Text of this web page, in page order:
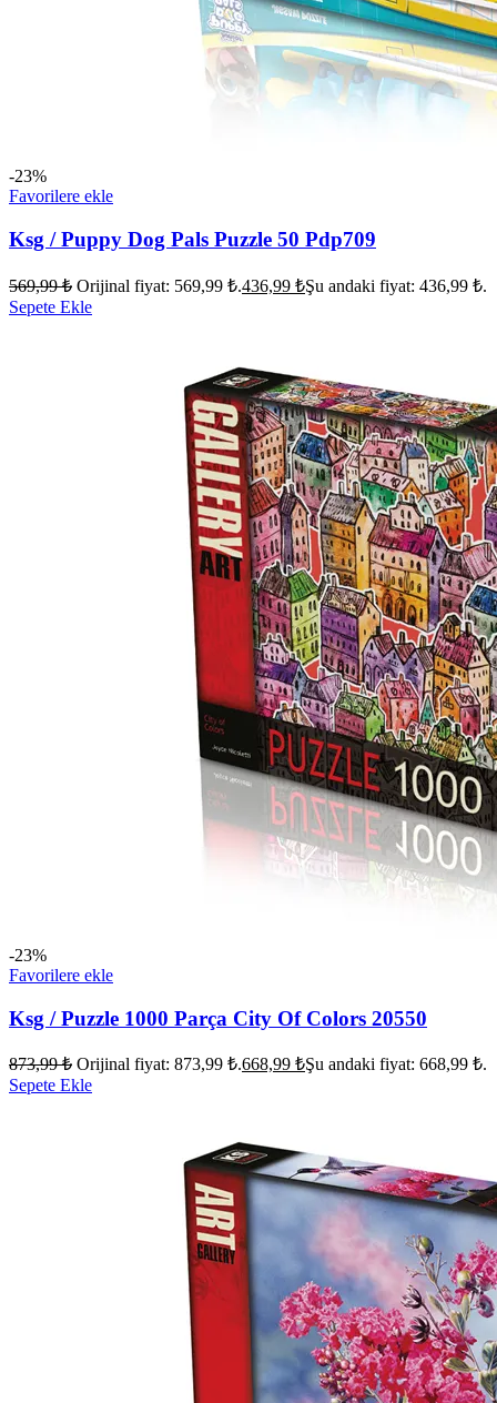
-23%
Favorilere ekle
Ksg / Puppy Dog Pals Puzzle 50 Pdp709
569,99₺ Orijinal fiyat: 569,99 ₺.436,99 ₺Şu andaki fiyat: 436,99 ₺.
Sepete Ekle
-23%
Favorilere ekle
Ksg / Puzzle 1000 Parça City Of Colors 20550
873,99₺ Orijinal fiyat: 873,99 ₺.668,99 ₺Şu andaki fiyat: 668,99 ₺.
Sepete Ekle